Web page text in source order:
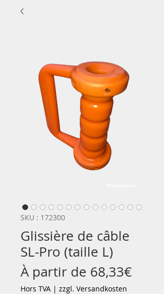
SKU : 172300
Glissière de câble
SL-Pro (taille L)
À partir de 68,33€Prix
Hors TVA | zzgl. Versandkosten